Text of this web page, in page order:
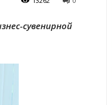
сувенирной